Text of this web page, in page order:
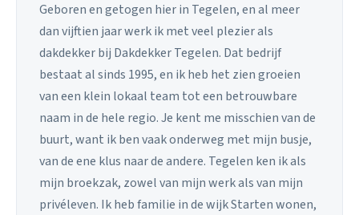
Geboren en getogen hier in Tegelen, en al meer
dan vijftien jaar werk ik met veel plezier als
dakdekker bij Dakdekker Tegelen. Dat bedrijf
bestaat al sinds 1995, en ik heb het zien groeien
van een klein lokaal team tot een betrouwbare
naam in de hele regio. Je kent me misschien van de
buurt, want ik ben vaak onderweg met mijn busje,
van de ene klus naar de andere. Tegelen ken ik als
mijn broekzak, zowel van mijn werk als van mijn
privéleven. Ik heb familie in de wijk Starten wonen,